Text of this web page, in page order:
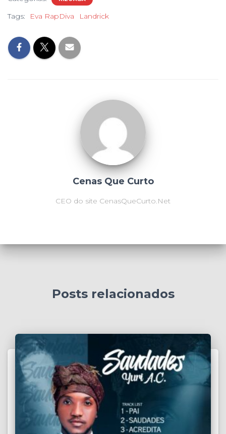
Tags: Eva RapDiva Landrick
Cenas Que Curto
CEO do site CenasQueCurto.Net
Posts relacionados